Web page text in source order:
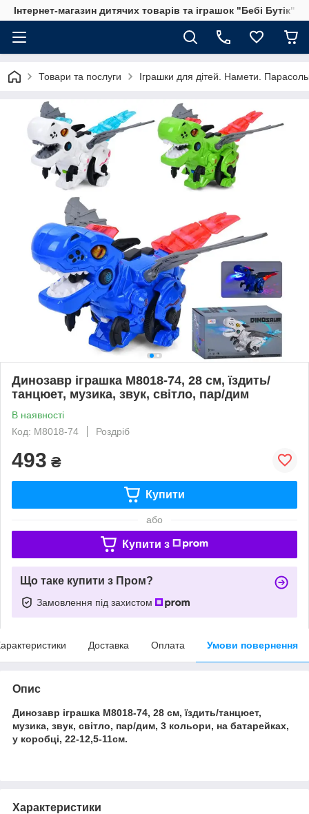
Інтернет-магазин дитячих товарів та іграшок "Бебі Бутік"
Товари та послуги Іграшки для дітей. Намети.
Динозавр іграшка M8018-74, 28 см, їздить/
танцюет, музика, звук, світло, пар/дим
В наявності
Код: M8018-74
Роздріб
493 ₴
Купити
або
Купити з
Що таке купити з Пром?
Замовлення під захистом
Доставка Оплата Умови повернення
Опис
Динозавр іграшка M8018-74, 28 см, їздить/танцюет,
музика, звук, світло, пар/дим, 3 кольори, на батарейках,
у коробці, 22-12,5-11см.
Характеристики